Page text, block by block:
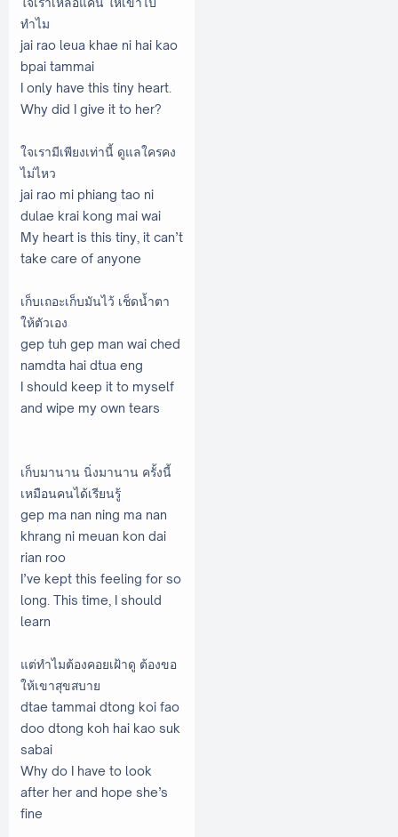
ทำไม
jai rao leua khae ni hai kao
bpai tammai
I only have this tiny heart.
Why did I give it to her?
ใจเรามีเพียงเท่านี้ ดูแลใครคง
ไม่ไหว
jai rao mi phiang tao ni
dulae krai kong mai wai
My heart is this tiny, it can’t
take care of anyone
เก็บเถอะเก็บมันไว้ เช็ดน้ำตา
ให้ตัวเอง
gep tuh gep man wai ched
namdta hai dtua eng
I should keep it to myself
and wipe my own tears
เก็บมานาน นิ่งมานาน ครั้งนี้
เหมือนคนได้เรียนรู้
gep ma nan ning ma nan
khrang ni meuan kon dai
rian roo
I’ve kept this feeling for so
long. This time, I should
learn
แต่ทำไมต้องคอยเฝ้าดู ต้องขอ
ให้เขาสุขสบาย
dtae tammai dtong koi fao
doo dtong koh hai kao suk
sabai
Why do I have to look
after her and hope she’s
fine